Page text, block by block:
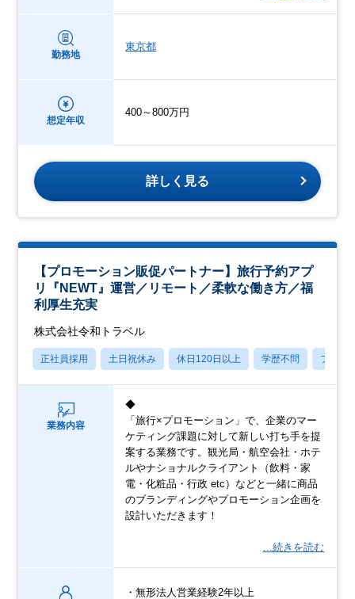
勤務地
東京都
想定年収
400～800万円
詳しく見る
【プロモーション販促パートナー】旅行予約アプ
リ『NEWT』運営／リモート／柔軟な働き方／福
利厚生充実
株式会社令和トラベル
正社員採用 土日祝休み 休日120日以上 学歴不問 フレッ
業務内容
◆
「旅行×プロモーション」で、企業のマー
ケティング課題に対して新しい打ち手を提
案する業務です。観光局・航空会社・ホテ
ルやナショナルクライアント（飲料・家
電・化粧品・行政 etc）などと一緒に商品
のブランディングやプロモーション企画を
設計いただきます！
…続きを読む
・無形法人営業経験2年以上